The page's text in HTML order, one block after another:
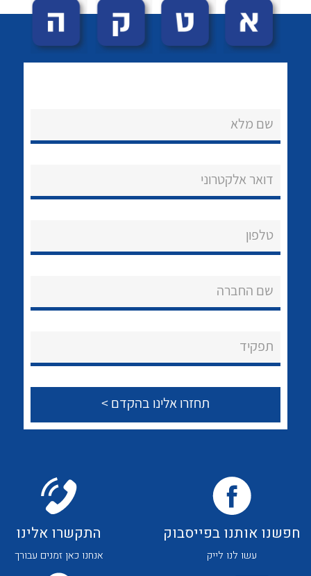
הצוות שלנו
שירותי תמיכה
לכל מוצרי היצרן לכל מוצרי היצרן
שם מלא
דואר אלקטרוני
טלפון
שם החברה
תפקיד
חפשנו אותנו בפייסבוק
עשו לנו לייק
התקשרו אלינו
אנחנו כאן זמנים עבורך